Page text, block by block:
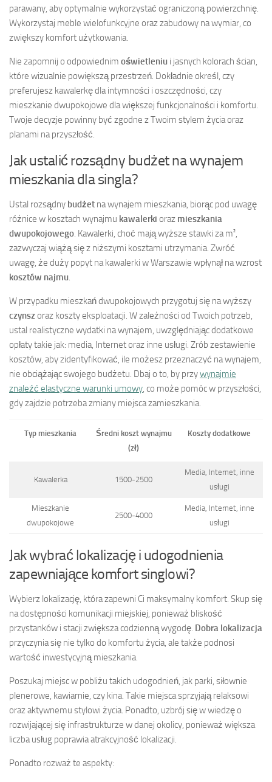
parawany, aby optymalnie wykorzystać ograniczoną powierzchnię.
Wykorzystaj meble wielofunkcyjne oraz zabudowy na wymiar, co
zwiększy komfort użytkowania.
Nie zapomnij o odpowiednim oświetleniu i jasnych kolorach ścian,
które wizualnie powiększą przestrzeń. Dokładnie określ, czy
preferujesz kawalerkę dla intymności i oszczędności, czy
mieszkanie dwupokojowe dla większej funkcjonalności i komfortu.
Twoje decyzje powinny być zgodne z Twoim stylem życia oraz
planami na przyszłość.
Jak ustalić rozsądny budżet na wynajem
mieszkania dla singla?
Ustal rozsądny budżet na wynajem mieszkania, biorąc pod uwagę
różnice w kosztach wynajmu kawalerki oraz mieszkania
dwupokojowego . Kawalerki, choć mają wyższe stawki za m²,
zazwyczaj wiążą się z niższymi kosztami utrzymania. Zwróć
uwagę, że duży popyt na kawalerki w Warszawie wpłynął na wzrost
kosztów najmu
W przypadku mieszkań dwupokojowych przygotuj się na wyższy
czynszoraz koszty eksploatacji. W zależności od Twoich potrzeb,
ustal realistyczne wydatki na wynajem, uwzględniając dodatkowe
opłaty takie jak: media, Internet oraz inne usługi. Zrób zestawienie
kosztów, aby zidentyfikować, ile możesz przeznaczyć na wynajem,
nie obciążając swojego budżetu. Dbaj o to, by przywynajmie
znaleźć elastyczne warunki umowy , co może pomóc w przyszłości,
gdy zajdzie potrzeba zmiany miejsca zamieszkania.
Typ mieszkania
Średni koszt wynajmu
(zł)
Koszty dodatkowe
Kawalerka 1500-2500
Media, Internet, inne
usługi
Mieszkanie
dwupokojowe
2500-4000
Media, Internet, inne
usługi
Jak wybrać lokalizację i udogodnienia
zapewniające komfort singlowi?
Wybierz lokalizację, która zapewni Ci maksymalny komfort. Skup się
na dostępności komunikacji miejskiej, ponieważ bliskość
przystanków i stacji zwiększa codzienną wygodę. Dobra lokalizacja
przyczynia się nie tylko do komfortu życia, ale także podnosi
wartość inwestycyjną mieszkania.
Poszukaj miejsc w pobliżu takich udogodnień, jak parki, siłownie
plenerowe, kawiarnie, czy kina. Takie miejsca sprzyjają relaksowi
oraz aktywnemu stylowi życia. Ponadto, uzbrój się w wiedzę o
rozwijającej się infrastrukturze w danej okolicy, ponieważ większa
liczba usług poprawia atrakcyjność lokalizacji.
Ponadto rozważ te aspekty: